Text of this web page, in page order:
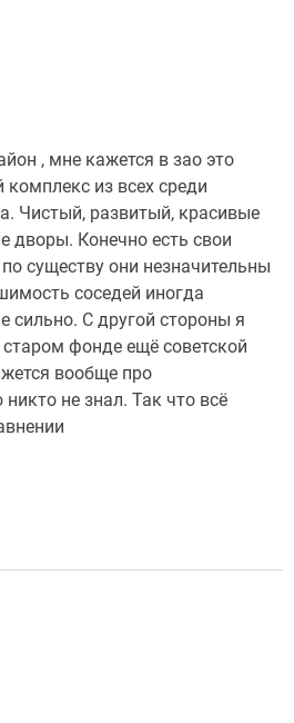
, мне кажется в зао это
из всех среди
Чистый, развитый, красивые
дворы. Конечно есть свои
существу они незначительны
соседей иногда
сильно. С другой стороны я
фонде ещё советской
вообще про
не знал. Так что всё